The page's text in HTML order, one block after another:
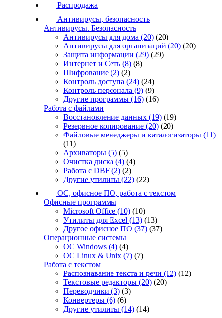
Распродажа
Антивирусы, безопасность
Антивирусы. Безопасность
Антивирусы для дома (20) (20)
Антивирусы для организаций (20) (20)
Защита информации (29) (29)
Интернет и Сеть (8) (8)
Шифрование (2) (2)
Контроль доступа (24) (24)
Контроль персонала (9) (9)
Другие программы (16) (16)
Работа с файлами
Восстановление данных (19) (19)
Резервное копирование (20) (20)
Файловые менеджеры и каталогизаторы (11)
(11)
Архиваторы (5) (5)
Очистка диска (4) (4)
Работа с DBF (2) (2)
Другие утилиты (22) (22)
ОС, офисное ПО, работа с текстом
Офисные программы
Microsoft Office (10) (10)
Утилиты для Excel (13) (13)
Другое офисное ПО (37) (37)
Операционные системы
ОС Windows (4) (4)
ОС Linux & Unix (7) (7)
Работа с текстом
Распознавание текста и речи (12) (12)
Текстовые редакторы (20) (20)
Переводчики (3) (3)
Конвертеры (6) (6)
Другие утилиты (14) (14)